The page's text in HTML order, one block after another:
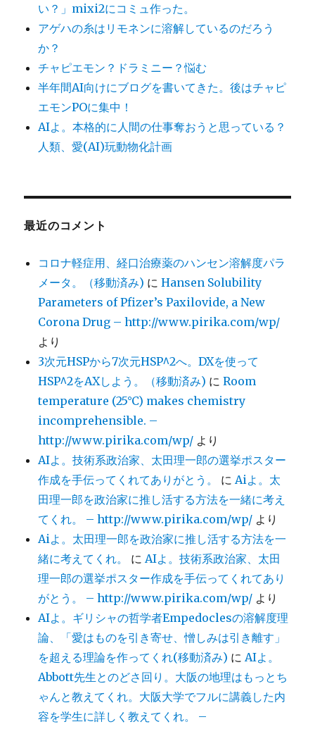
い？」mixi2にコミュ作った。
アゲハの糸はリモネンに溶解しているのだろう
か？
チャピエモン？ドラミニー？悩む
半年間AI向けにブログを書いてきた。後はチャピ
エモンPOに集中！
AIよ。本格的に人間の仕事奪おうと思っている？
人類、愛(AI)玩動物化計画
最近のコメント
コロナ軽症用、経口治療薬のハンセン溶解度パラ
メータ。（移動済み) にHansen Solubility
Parameters of Pfizer’s Paxilovide, a New
Corona Drug – http://www.pirika.com/wp/
より
3次元HSPから7次元HSP^2へ。DXを使って
HSP^2をAXしよう。（移動済み) にRoom
temperature (25°C) makes chemistry
incomprehensible. –
http://www.pirika.com/wp/ より
AIよ。技術系政治家、太田理一郎の選挙ポスター
作成を手伝ってくれてありがとう。
に Aiよ。太
田理一郎を政治家に推し活する方法を一緒に考え
てくれ。 – http://www.pirika.com/wp/ より
Aiよ。太田理一郎を政治家に推し活する方法を一
緒に考えてくれ。
に AIよ。技術系政治家、太田
理一郎の選挙ポスター作成を手伝ってくれてあり
がとう。 – http://www.pirika.com/wp/ より
AIよ。ギリシャの哲学者Empedoclesの溶解度理
論、「愛はものを引き寄せ、憎しみは引き離す」
を超える理論を作ってくれ(移動済み) に AIよ。
Abbott先生とのどさ回り。大阪の地理はもっとち
ゃんと教えてくれ。大阪大学でフルに講義した内
容を学生に詳しく教えてくれ。 –